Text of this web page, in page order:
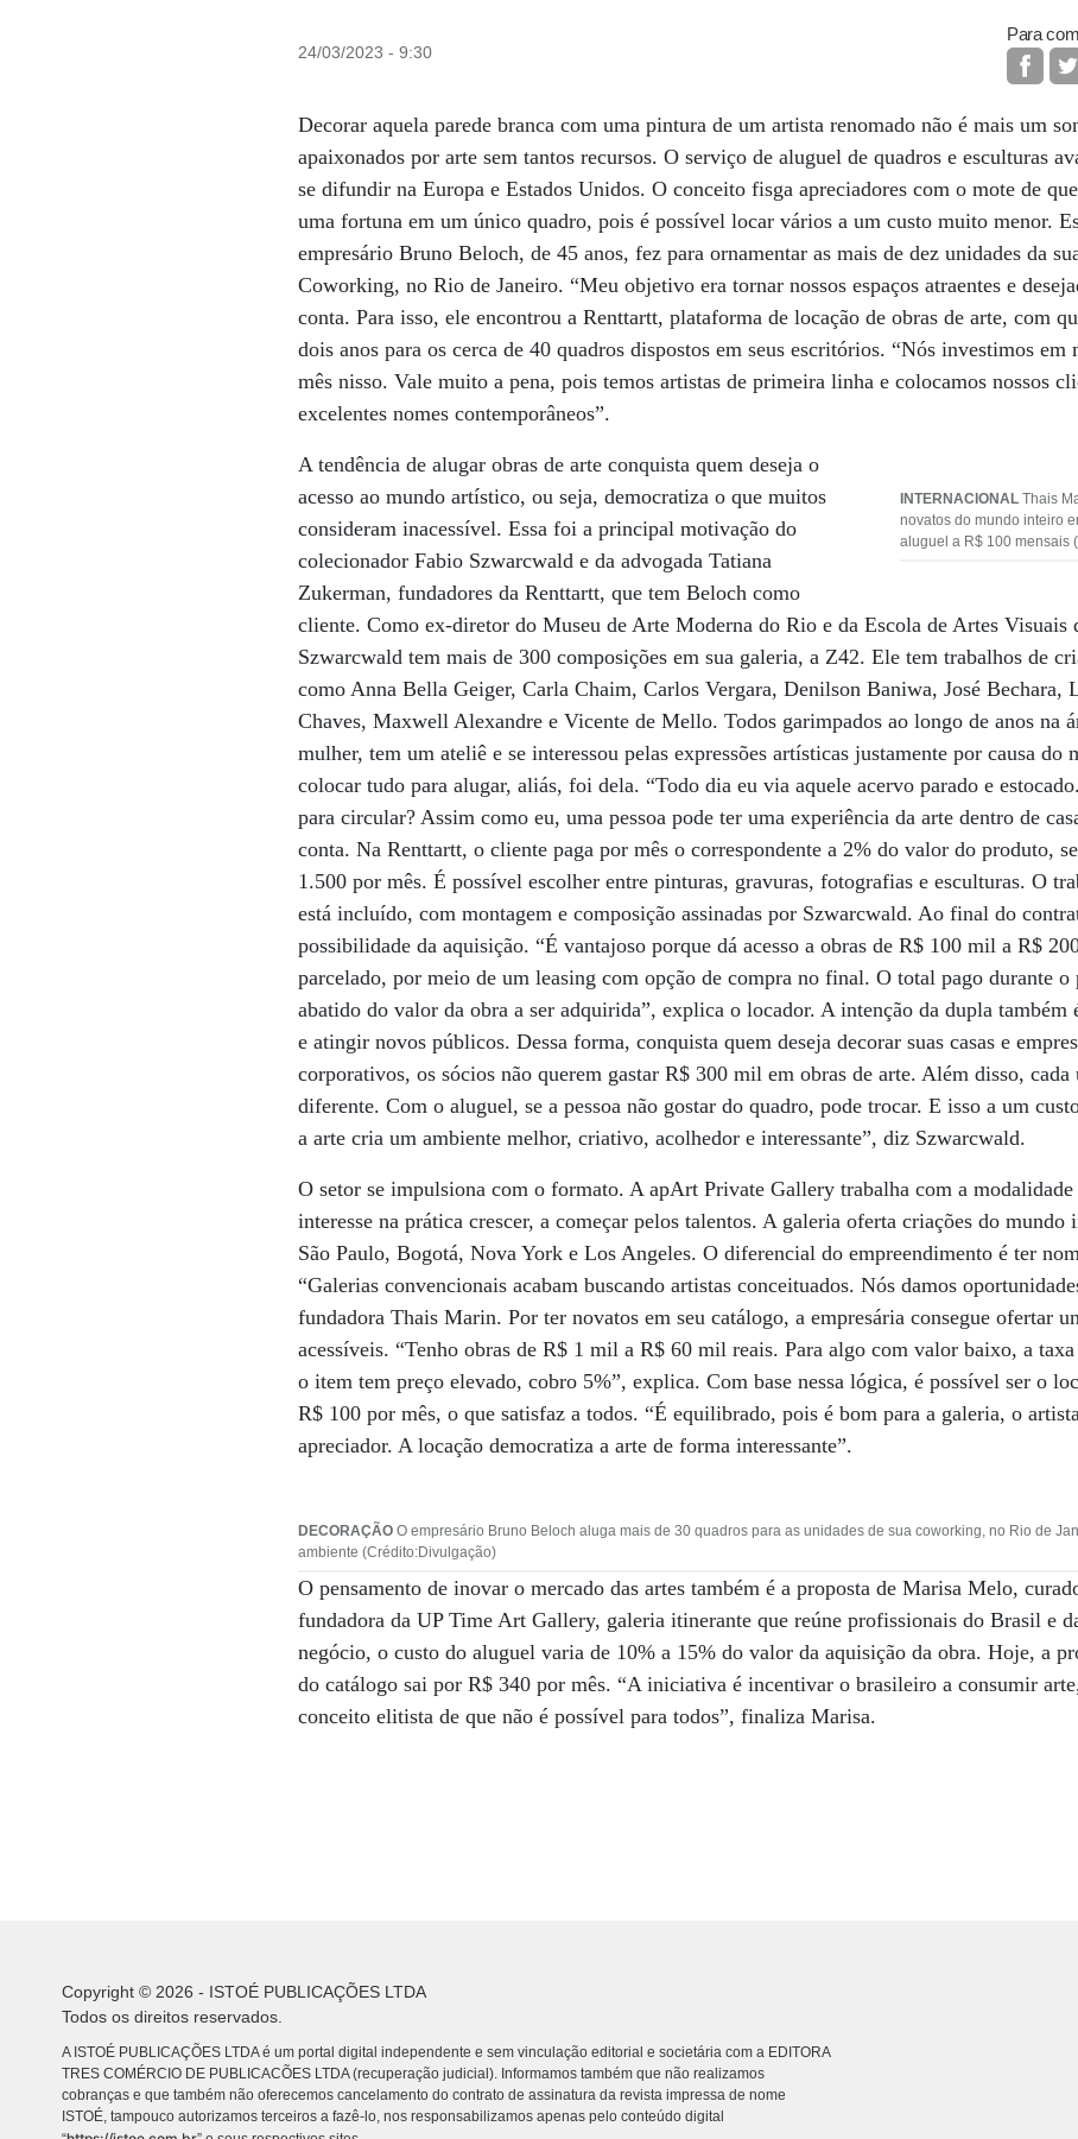
24/03/2023 - 9:30
Para
Decorar aquela parede branca com uma pintura de um artista renomado não é mais um
apaixonados por arte sem tantos recursos. O serviço de aluguel de quadros e esculturas
se difundir na Europa e Estados Unidos. O conceito fisga apreciadores com o mote de
uma fortuna em um único quadro, pois é possível locar vários a um custo muito menor.
empresário Bruno Beloch, de 45 anos, fez para ornamentar as mais de dez unidades da
Coworking, no Rio de Janeiro. “Meu objetivo era tornar nossos espaços atraentes e
conta. Para isso, ele encontrou a Renttartt, plataforma de locação de obras de arte, com
dois anos para os cerca de 40 quadros dispostos em seus escritórios. “Nós investimos
mês nisso. Vale muito a pena, pois temos artistas de primeira linha e colocamos nossos
excelentes nomes contemporâneos”.
INTERNACIONALThais
novatos do mundo inteiro
aluguel a R$ 100 mensais
A tendência de alugar obras de arte conquista quem deseja o
acesso ao mundo artístico, ou seja, democratiza o que muitos
consideram inacessível. Essa foi a principal motivação do
colecionador Fabio Szwarcwald e da advogada Tatiana
Zukerman, fundadores da Renttartt, que tem Beloch como
cliente. Como ex-diretor do Museu de Arte Moderna do Rio e da Escola de Artes Visuais
Szwarcwald tem mais de 300 composições em sua galeria, a Z42. Ele tem trabalhos de
como Anna Bella Geiger, Carla Chaim, Carlos Vergara, Denilson Baniwa, José Bechara,
Chaves, Maxwell Alexandre e Vicente de Mello. Todos garimpados ao longo de anos na
mulher, tem um ateliê e se interessou pelas expressões artísticas justamente por causa do
colocar tudo para alugar, aliás, foi dela. “Todo dia eu via aquele acervo parado e
para circular? Assim como eu, uma pessoa pode ter uma experiência da arte dentro de
conta. Na Renttartt, o cliente paga por mês o correspondente a 2% do valor do produto,
1.500 por mês. É possível escolher entre pinturas, gravuras, fotografias e esculturas. O
está incluído, com montagem e composição assinadas por Szwarcwald. Ao final do
possibilidade da aquisição. “É vantajoso porque dá acesso a obras de R$ 100 mil a R$
parcelado, por meio de um leasing com opção de compra no final. O total pago durante o
abatido do valor da obra a ser adquirida”, explica o locador. A intenção da dupla também
e atingir novos públicos. Dessa forma, conquista quem deseja decorar suas casas e
corporativos, os sócios não querem gastar R$ 300 mil em obras de arte. Além disso,
diferente. Com o aluguel, se a pessoa não gostar do quadro, pode trocar. E isso a um
a arte cria um ambiente melhor, criativo, acolhedor e interessante”, diz Szwarcwald.
O setor se impulsiona com o formato. A apArt Private Gallery trabalha com a modalidade
interesse na prática crescer, a começar pelos talentos. A galeria oferta criações do mundo
São Paulo, Bogotá, Nova York e Los Angeles. O diferencial do empreendimento é ter
“Galerias convencionais acabam buscando artistas conceituados. Nós damos
fundadora Thais Marin. Por ter novatos em seu catálogo, a empresária consegue ofertar
acessíveis. “Tenho obras de R$ 1 mil a R$ 60 mil reais. Para algo com valor baixo, a
o item tem preço elevado, cobro 5%”, explica. Com base nessa lógica, é possível ser o
R$ 100 por mês, o que satisfaz a todos. “É equilibrado, pois é bom para a galeria, o
apreciador. A locação democratiza a arte de forma interessante”.
DECORAÇÃO O empresário Bruno Beloch aluga mais de 30 quadros para as unidades de sua coworking, no Rio de
ambiente (Crédito:Divulgação)
O pensamento de inovar o mercado das artes também é a proposta de Marisa Melo,
fundadora da UP Time Art Gallery, galeria itinerante que reúne profissionais do Brasil e
negócio, o custo do aluguel varia de 10% a 15% do valor da aquisição da obra. Hoje, a
do catálogo sai por R$ 340 por mês. “A iniciativa é incentivar o brasileiro a consumir
conceito elitista de que não é possível para todos”, finaliza Marisa.
Copyright © 2026 - ISTOÉ PUBLICAÇÕES LTDA
Todos os direitos reservados.
A ISTOÉ PUBLICAÇÕES LTDA é um portal digital independente e sem vinculação editorial e societária com a EDITORA
TRES COMÉRCIO DE PUBLICACÕES LTDA (recuperação judicial). Informamos também que não realizamos
cobranças e que também não oferecemos cancelamento do contrato de assinatura da revista impressa de nome
ISTOÉ, tampouco autorizamos terceiros a fazê-lo, nos responsabilizamos apenas pelo conteúdo digital